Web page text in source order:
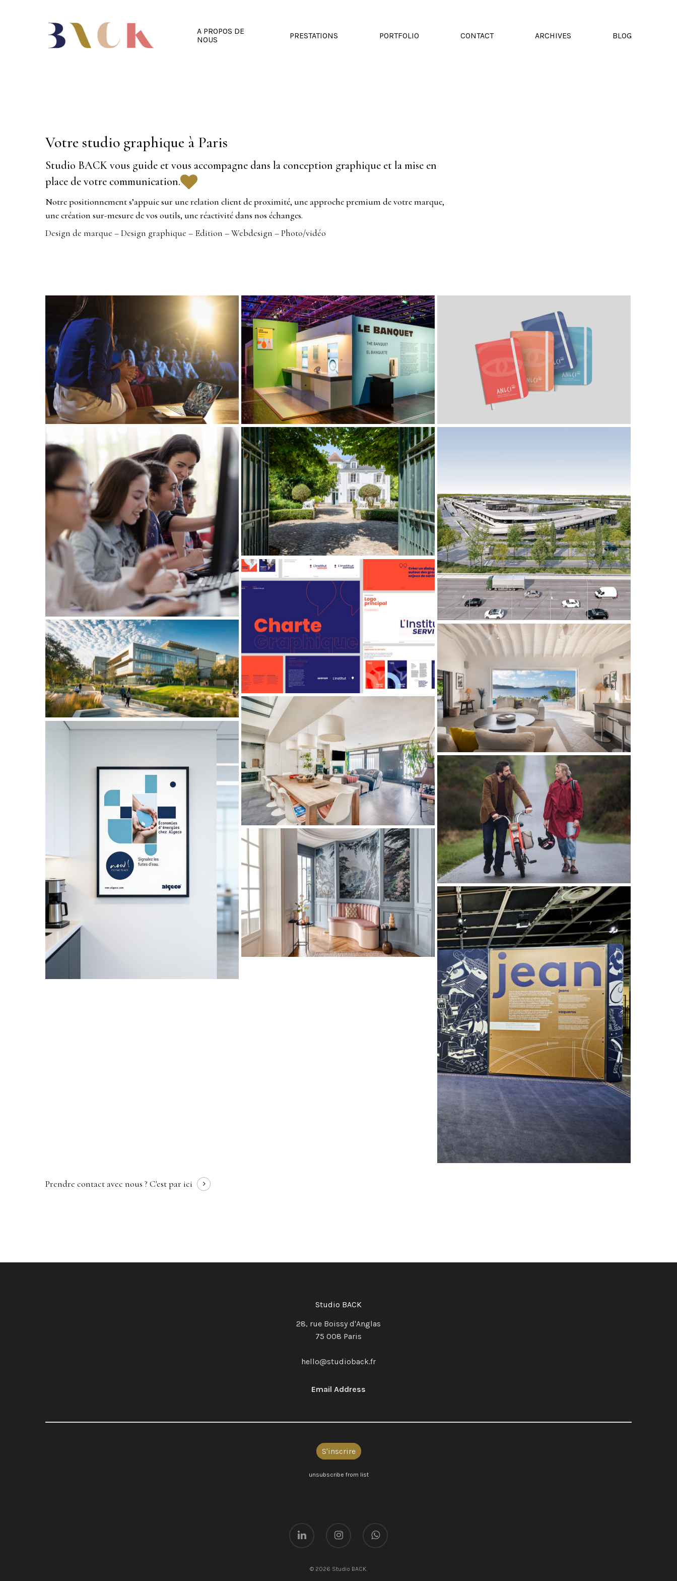
A PROPOS DE
NOUS
PRESTATIONS PORTFOLIO CONTACT ARCHIVES BLOG
Votre studio graphique à Paris
Studio BACK vous guide et vous accompagne dans la conception graphique et la mise en
place de votre communication.
Notre positionnement s’appuie sur une relation client de proximité, une approche premium de votre marque,
une création sur-mesure de vos outils, une réactivité dans nos échanges.
Design de marque – Design graphique – Edition – Webdesign – Photo/vidéo
Prendre contact avec nous ?C'est par ici
Studio BACK
28, rue Boissy d'Anglas
75 008 Paris
hello@studioback.fr
Email Address
unsubscribe from list
© 2026 Studio BACK.